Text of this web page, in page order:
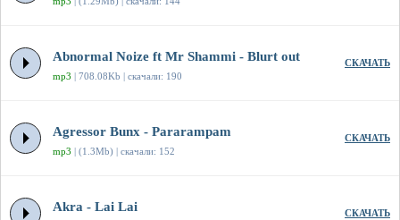
Abnormal Noize ft Mr Shammi - Blurt out
mp3 | 708.08Kb | скачали: 190
СКАЧАТЬ
Agressor Bunx - Pararampam
mp3 | (1.3Mb) | скачали: 152
СКАЧАТЬ
Akra - Lai Lai СКАЧАТЬ